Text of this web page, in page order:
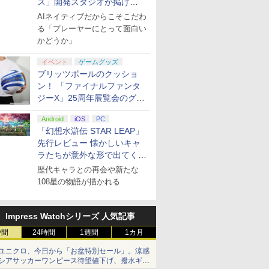
る“AI活用の信念”とは？【講
演レポート】
AIネイティブだからこそこだわ
る「プレーヤーにとって面白い
かどうか」
イベント ゲームグッズ
ブリッツボールのクッショ
ン！ 「ファイナルファンタ
ジーX」25周年展覧会のグッ
ズ情報が公開
Android iOS PC
「幻想水滸伝 STAR LEAP」
先行レビュー 懐かしいキャ
ラたちが意外な形で出てくる
シリーズ完全新作！
歴代キャラとの再会や新たな
108星の物語が描かれる
Impress Watchシリーズ 人気記事
24時間 1週間 1カ月
ニクロ、今日から「お盆特別セール」。涼感
アサッカーワンピース待望値下げ、撥水ギア